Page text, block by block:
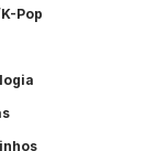
Pop